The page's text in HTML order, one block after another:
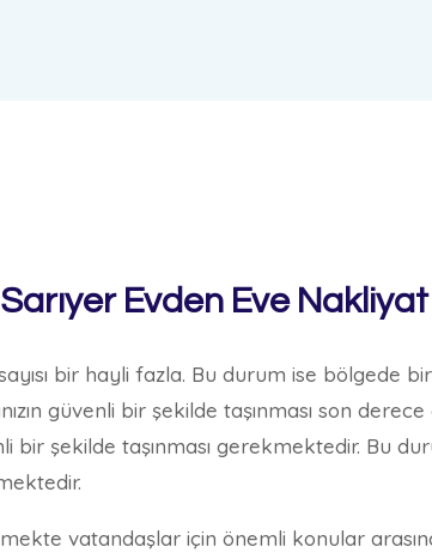
Evden Eve Nakliyat
bir hayli fazla. Bu durum ise bölgede
güvenli bir şekilde taşınması son
bir şekilde taşınması gerekmektedir. Bu
vatandaşlar için önemli konular